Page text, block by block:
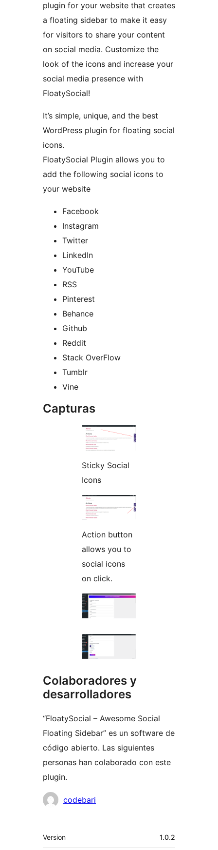
plugin for your website that creates
a floating sidebar to make it easy
for visitors to share your content
on social media. Customize the
look of the icons and increase your
social media presence with
FloatySocial!
It’s simple, unique, and the best
WordPress plugin for floating social
icons.
FloatySocial Plugin allows you to
add the following social icons to
your website
Facebook
Instagram
Twitter
LinkedIn
YouTube
RSS
Pinterest
Behance
Github
Reddit
Stack OverFlow
Tumblr
Vine
Capturas
Sticky Social
Icons
Action button
allows you to
social icons
on click.
Colaboradores y
desarrolladores
“FloatySocial – Awesome Social
Floating Sidebar” es un software de
código abierto. Las siguientes
personas han colaborado con este
plugin.
Colaboradores
codebari
Meta
Version 1.0.2